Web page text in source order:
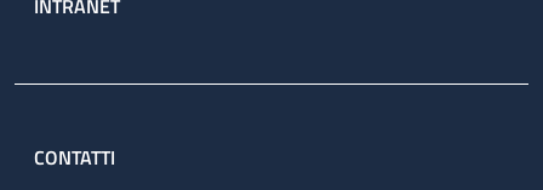
CONTATTI